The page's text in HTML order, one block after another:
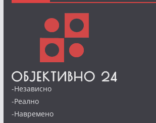
-Независно
-Реално
-Навремено